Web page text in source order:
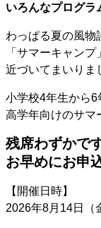
いろんなプログラ
わっぱる夏の風物
「サマーキャン
近づいてまいりま
小学校4年生から6
高学年向けのサマ
残席わずかで
お早めにお申
【開催日時】
2026年8月14日（